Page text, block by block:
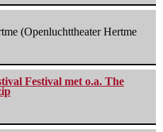
(Openluchttheater Hertme
Festival met o.a. The